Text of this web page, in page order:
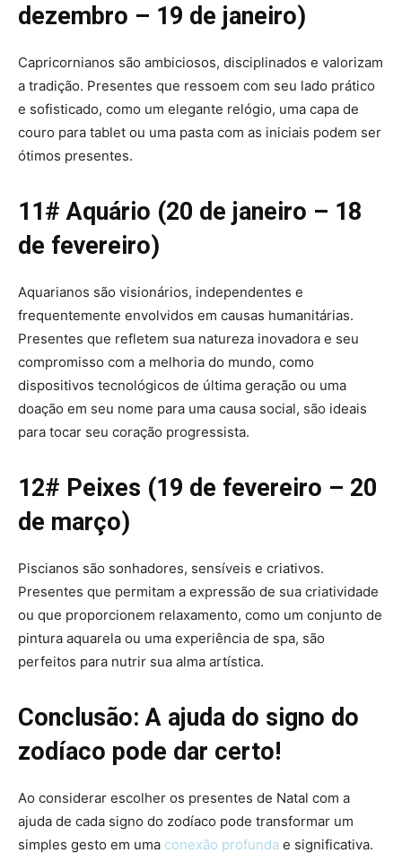
dezembro – 19 de janeiro)
Capricornianos são ambiciosos, disciplinados e valorizam
a tradição. Presentes que ressoem com seu lado prático
e sofisticado, como um elegante relógio, uma capa de
couro para tablet ou uma pasta com as iniciais podem ser
ótimos presentes.
11# Aquário (20 de janeiro – 18
de fevereiro)
Aquarianos são visionários, independentes e
frequentemente envolvidos em causas humanitárias.
Presentes que refletem sua natureza inovadora e seu
compromisso com a melhoria do mundo, como
dispositivos tecnológicos de última geração ou uma
doação em seu nome para uma causa social, são ideais
para tocar seu coração progressista.
12# Peixes (19 de fevereiro – 20
de março)
Piscianos são sonhadores, sensíveis e criativos.
Presentes que permitam a expressão de sua criatividade
ou que proporcionem relaxamento, como um conjunto de
pintura aquarela ou uma experiência de spa, são
perfeitos para nutrir sua alma artística.
Conclusão: A ajuda do signo do
zodíaco pode dar certo!
Ao considerar escolher os presentes de Natal com a
ajuda de cada signo do zodíaco pode transformar um
simples gesto em uma conexão profunda e significativa.